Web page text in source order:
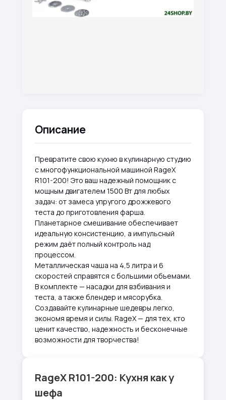
Описание
Превратите свою кухню в кулинарную студию
с многофункциональной машиной RageX
R101-200! Это ваш надежный помощник с
мощным двигателем 1500 Вт для любых
задач: от замеса упругого дрожжевого
теста до приготовления фарша.
Планетарное смешивание обеспечивает
идеальную консистенцию, а импульсный
режим даёт полный контроль над
процессом.
Металлическая чаша на 4,5 литра и 6
скоростей справятся с большими объемами.
В комплекте — насадки для взбивания и
теста, а также блендер и мясорубка.
Создавайте кулинарные шедевры легко,
экономя время и силы. RageX — для тех, кто
ценит качество, надежность и бесконечные
возможности для творчества!
RageX R101-200: Кухня как у
шефа